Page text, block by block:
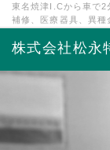
東名焼津I.Cから車で2
補修、医療器具、異種
株式会社松永